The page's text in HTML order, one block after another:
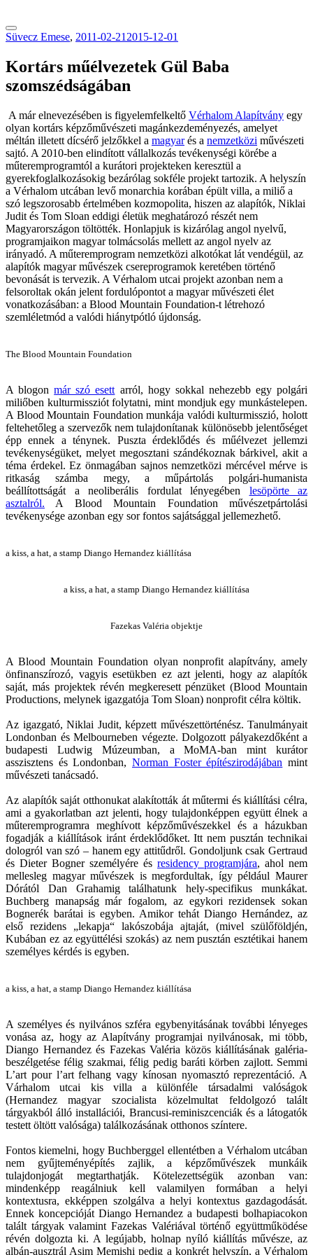
Süvecz Emese, 2011-02-21 2015-12-01
Kortárs műélvezetek Gül Baba
szomszédságában
A már elnevezésében is figyelemfelkeltő Vérhalom Alapítvány egy
olyan kortárs képzőművészeti magánkezdeményezés, amelyet
méltán illetett dícsérő jelzőkkel a magyarés a nemzetközi művészeti
sajtó. A 2010-ben elindított vállalkozás tevékenységi körébe a
műteremprogramtól a kurátori projekteken keresztül a
gyerekfoglalkozásokig bezárólag sokféle projekt tartozik. A helyszín
a Vérhalom utcában levő monarchia korában épült villa, a miliő a
szó legszorosabb értelmében kozmopolita, hiszen az alapítók, Niklai
Judit és Tom Sloan eddigi életük meghatározó részét nem
Magyarországon töltötték. Honlapjuk is kizárólag angol nyelvű,
programjaikon magyar tolmácsolás mellett az angol nyelv az
irányadó. A műteremprogram nemzetközi alkotókat lát vendégül, az
alapítók magyar művészek csereprogramok keretében történő
bevonását is tervezik. A Vérhalom utcai projekt azonban nem a
felsoroltak okán jelent fordulópontot a magyar művészeti élet
vonatkozásában: a Blood Mountain Foundation-t létrehozó
szemléletmód a valódi hiánytpótló újdonság.
The Blood Mountain Foundation
A blogonmár szó esett arról, hogy sokkal nehezebb egy polgári
miliőben kulturmissziót folytatni, mint mondjuk egy munkástelepen.
A Blood Mountain Foundation munkája valódi kulturmisszió, holott
feltehetőleg a szervezők nem tulajdonítanak különösebb jelentőséget
épp ennek a ténynek. Puszta érdeklődés és műélvezet jellemzi
tevékenységüket, melyet megosztani szándékoznak bárkivel, akit a
téma érdekel. Ez önmagában sajnos nemzetközi mércével mérve is
ritkaság számba megy, a műpártolás polgári-humanista
beállítottságát a neoliberális fordulat lényegében lesöpörte az
asztalról. A Blood Mountain Foundation művészetpártolási
tevékenysége azonban egy sor fontos sajátsággal jellemezhető.
a kiss, a hat, a stamp Diango Hernandez kiállítása
a kiss, a hat, a stamp Diango Hernandez kiállítása
Fazekas Valéria objektje
A Blood Mountain Foundation olyan nonprofit alapítvány, amely
önfinanszírozó, vagyis esetükben ez azt jelenti, hogy az alapítók
saját, más projektek révén megkeresett pénzüket (Blood Mountain
Productions, melynek igazgatója Tom Sloan) nonprofit célra költik.
Az igazgató, Niklai Judit, képzett művészettörténész. Tanulmányait
Londonban és Melbourneben végezte. Dolgozott pályakezdőként a
budapesti Ludwig Múzeumban, a MoMA-ban mint kurátor
asszisztens és Londonban, Norman Foster építészirodájában mint
művészeti tanácsadó.
Az alapítók saját otthonukat alakították át műtermi és kiállítási célra,
ami a gyakorlatban azt jelenti, hogy tulajdonképpen együtt élnek a
műteremprogramra meghívott képzőművészekkel és a házukban
fogadják a kiállítások iránt érdeklődőket. Itt nem pusztán technikai
dologról van szó – hanem egy attitűdről. Gondoljunk csak Gertraud
és Dieter Bogner személyére és residency programjára, ahol nem
mellesleg magyar művészek is megfordultak, így például Maurer
Dórától Dan Grahamig találhatunk hely-specifikus munkákat.
Buchberg manapság már fogalom, az egykori rezidensek sokan
Bognerék barátai is egyben. Amikor tehát Diango Hernández, az
első rezidens „lekapja“ lakószobája ajtaját, (mivel szülőföldjén,
Kubában ez az együttélési szokás) az nem pusztán esztétikai hanem
személyes kérdés is egyben.
a kiss, a hat, a stamp Diango Hernandez kiállítása
A személyes és nyilvános szféra egybenyitásának további lényeges
vonása az, hogy az Alapítvány programjai nyilvánosak, mi több,
Diango Hernandez és Fazekas Valéria közös kiállításának galéria-
beszélgetése félig szakmai, félig pedig baráti körben zajlott. Semmi
L’art pour l’art felhang vagy kínosan nyomasztó reprezentáció. A
Várhalom utcai kis villa a különféle társadalmi valóságok
(Hernandez magyar szocialista közelmultat feldolgozó talált
tárgyakból álló installációi, Brancusi-reminiszcenciák és a látogatók
testett öltött valósága) találkozásának otthonos színtere.
Fontos kiemelni, hogy Buchberggel ellentétben a Vérhalom utcában
nem gyűjteményépítés zajlik, a képzőművészek munkáik
tulajdonjogát megtarthatják. Kötelezettségük azonban van:
mindenképp reagálniuk kell valamilyen formában a helyi
kontextusra, ekképpen szolgálva a helyi kontextus gazdagodását.
Ennek koncepcióját Diango Hernandez a budapesti bolhapiacokon
talált tárgyak valamint Fazekas Valériával történő együttműködése
révén dolgozta ki. A legújabb, holnap nyíló kiállítás művésze, az
albán-ausztrál Asim Memishi pedig a konkrét helyszín, a Vérhalom